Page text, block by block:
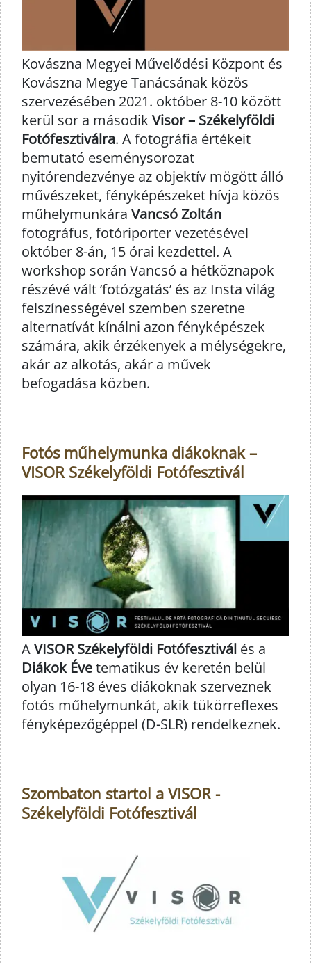
Kovászna Megyei Művelődési Központ és
Kovászna Megye Tanácsának közös
szervezésében 2021. október 8-10 között
kerül sor a második Visor – Székelyföldi
Fotófesztiválra. A fotográfia értékeit
bemutató eseménysorozat
nyitórendezvénye az objektív mögött álló
művészeket, fényképészeket hívja közös
műhelymunkára Vancsó Zoltán
fotográfus, fotóriporter vezetésével
október 8-án, 15 órai kezdettel. A
workshop során Vancsó a hétköznapok
részévé vált ’fotózgatás’ és az Insta világ
felszínességével szemben szeretne
alternatívát kínálni azon fényképészek
számára, akik érzékenyek a mélységekre,
akár az alkotás, akár a művek
befogadása közben.
Fotós műhelymunka diákoknak –
VISOR Székelyföldi Fotófesztivál
AVISOR Székelyföldi Fotófesztivál és a
Diákok Évetematikus év keretén belül
olyan 16-18 éves diákoknak szerveznek
fotós műhelymunkát, akik tükörreflexes
fényképezőgéppel (D-SLR) rendelkeznek.
Szombaton startol a VISOR -
Székelyföldi Fotófesztivál